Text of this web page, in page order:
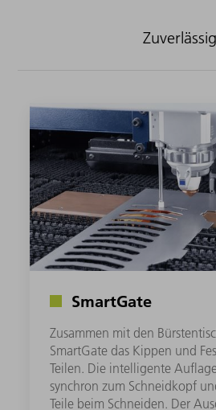
Zuverlässig
SmartGate
Zusammen mit den
SmartGate das Kippen und
Teilen. Die intelligente
synchron zum Schneidkopf
Teile beim Schneiden. Der